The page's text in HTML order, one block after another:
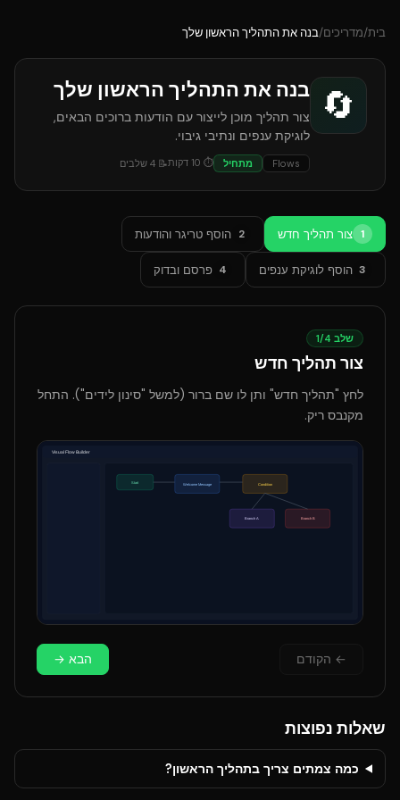
בית/מדריכים/בנה את התהליך הראשון שלך
🔄 בנה את התהליך הראשון שלך
צור תהליך מוכן לייצור עם הודעות ברוכים הבאים,
לוגיקת ענפים ונתיבי גיבוי.
Flows מתחיל ⏱
10 דקות📝
4 שלבים
1 צור תהליך חדש 2 הוסף טריגר והודעות
3 הוסף לוגיקת ענפים 4 פרסם ובדוק
שלב 1/4
צור תהליך חדש
לחץ "תהליך חדש" ותן לו שם ברור (למשל "סינון לידים"). התחל
מקנבס ריק.
← הקודם הבא →
שאלות נפוצות
כמה צמתים צריך בתהליך הראשון?